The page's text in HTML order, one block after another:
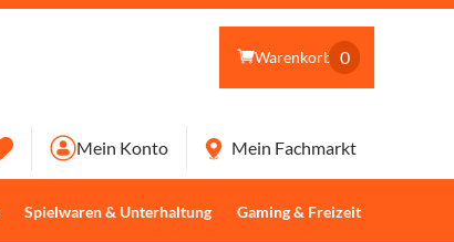
Warenkorb 0
Spielwaren & Unterhaltung Gaming & Freizeit
Mein Konto Mein Fachmarkt